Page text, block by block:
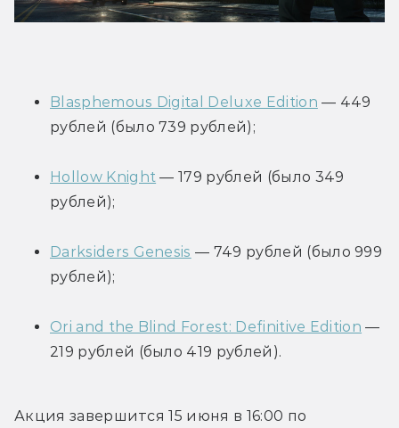
Blasphemous Digital Deluxe Edition — 449
рублей (было 739 рублей);
Hollow Knight — 179 рублей (было 349
рублей);
Darksiders Genesis — 749 рублей (было 999
рублей);
Ori and the Blind Forest: Definitive Edition —
219 рублей (было 419 рублей).
Акция завершится 15 июня в 16:00 по